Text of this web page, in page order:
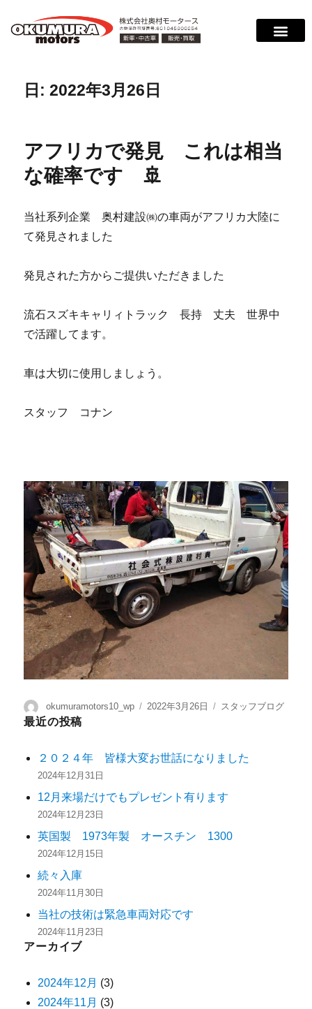
日:2022年3月26日
アフリカで発見 これは相当
な確率です 🚢
当社系列企業 奥村建設㈱の車両がアフリカ大陸に
て発見されました
発見された方からご提供いただきました
流石スズキキャリィトラック 長持 丈夫 世界中
で活躍してます。
車は大切に使用しましょう。
スタッフ コナン
okumuramotors10_wp 2022年3月26日 スタッフブログ
最近の投稿
２０２４年 皆様大変お世話になりました
2024年12月31日
12月来場だけでもプレゼント有ります
2024年12月23日
英国製 1973年製 オースチン 1300
2024年12月15日
続々入庫
2024年11月30日
当社の技術は緊急車両対応です
2024年11月23日
アーカイブ
2024年12月 (3)
2024年11月 (3)